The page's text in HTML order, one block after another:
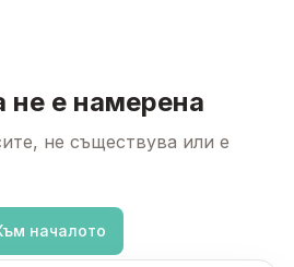
не е намерена
не съществува или е
началото